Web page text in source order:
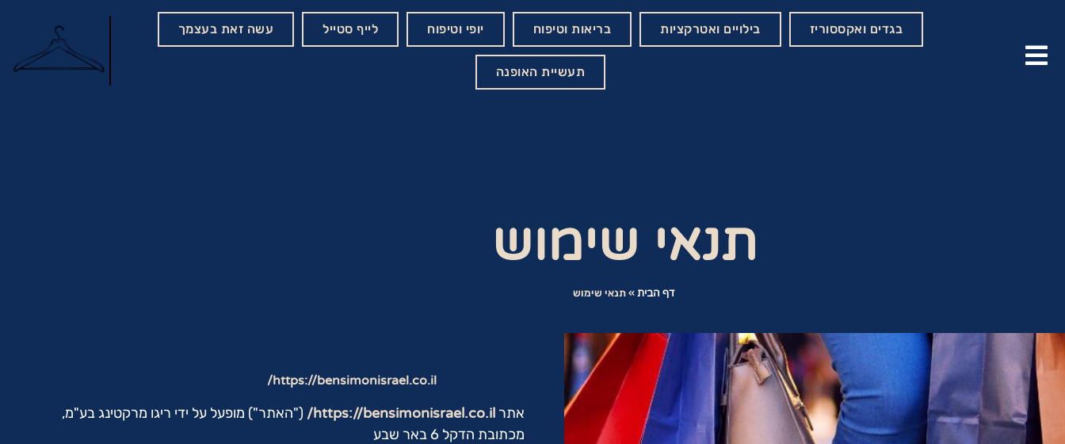
בגדים ואקססוריז בילויים ואטרקציות בריאות וטיפוח יופי וטיפוח לייף סטייל עשה זאת בעצמך
תעשיית האופנה
תנאי שימוש
דף הבית » תנאי שימוש
https://bensimonisrael.co.il/
אתר https://bensimonisrael.co.il/
("האתר") מופעל על ידי ריגו מרקטינג בע"מ,
מכתובת הדקל 6 באר שבע